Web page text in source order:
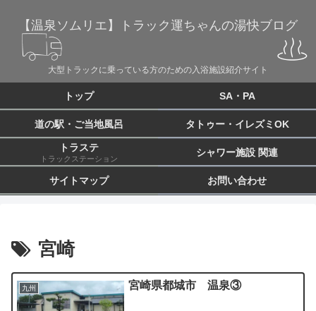
【温泉ソムリエ】トラック運ちゃんの湯快ブログ
大型トラックに乗っている方のための入浴施設紹介サイト
トップ SA・PA
道の駅・ご当地風呂 タトゥー・イレズミOK
トラステ
トラックステーション
シャワー施設 関連
サイトマップ お問い合わせ
宮崎
九州 宮崎県都城市 温泉③